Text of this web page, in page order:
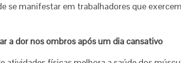
se manifestar em trabalhadores que
a dor nos ombros após um dia cansativo